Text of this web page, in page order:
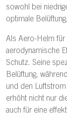
sowohl bei
optimale
Als Aero-Helm für
aerodynamische
Schutz. Seine
Belüftung,
und den
erhöht nicht nur
auch für eine